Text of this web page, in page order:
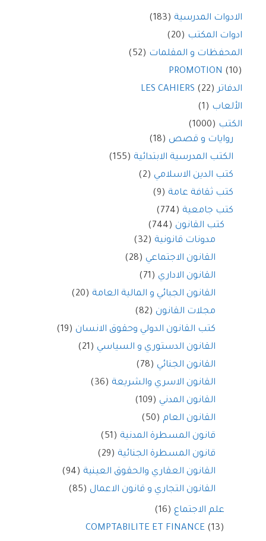
الادوات المدرسية (183)
ادوات المكتب (20)
المحفظات و المقلمات (52)
PROMOTION (10)
الدفاتر LES CAHIERS (22)
الألعاب (1)
الكتب (1000)
روايات و قصص (18)
الكتب المدرسية الابتدائية (155)
كتب الدين الاسلامي (2)
كتب ثقافة عامة (9)
كتب جامعية (774)
كتب القانون (744)
مدونات قانونية (32)
القانون الاجتماعي (28)
القانون الاداري (71)
القانون الجبائي و المالية العامة (20)
مجلات القانون (82)
كتب القانون الدولي وحقوق الانسان (19)
القانون الدستوري و السياسي (21)
القانون الجنائي (78)
القانون الاسري والشريعة (36)
القانون المدني (109)
القانون العام (50)
قانون المسطرة المدنية (51)
قانون المسطرة الجنائية (29)
القانون العقاري والحقوق العينية (94)
القانون التجاري و قانون الاعمال (85)
علم الاجتماع (16)
COMPTABILITE ET FINANCE (13)